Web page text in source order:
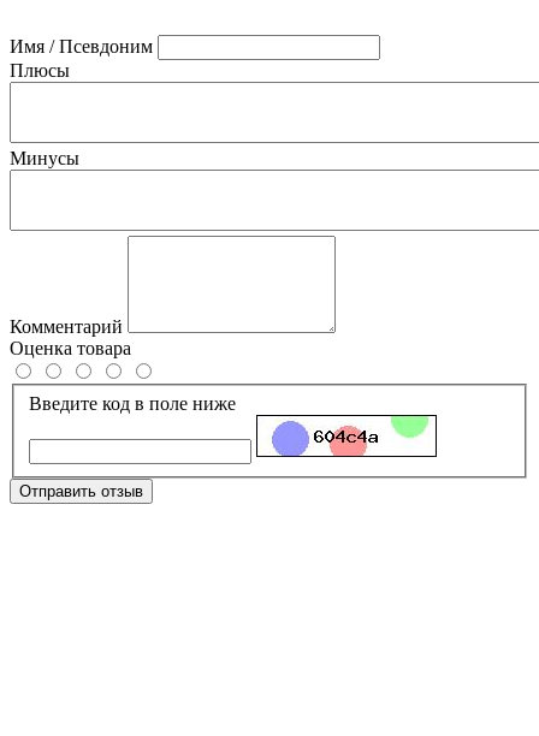
Имя / Псевдоним
Плюсы
Минусы
Комментарий
Оценка товара
Введите код в поле ниже
Отправить отзыв